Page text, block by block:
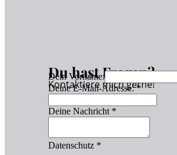
Du hast Fragen?
Kontaktiere mich gerne!
Dein Vorname:
Deine E-Mail-Adresse:*
Deine Nachricht *
Datenschutz *